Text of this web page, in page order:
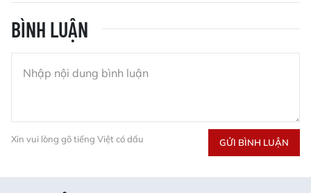
BÌNH LUẬN
Xin vui lòng gõ tiếng Việt có dấu GỬI BÌNH LUẬN